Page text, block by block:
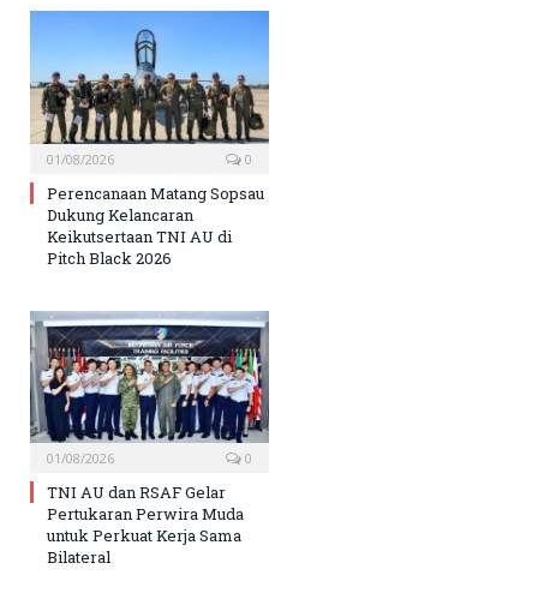
01/08/2026 0
Perencanaan Matang Sopsau
Dukung Kelancaran
Keikutsertaan TNI AU di
Pitch Black 2026
01/08/2026 0
TNI AU dan RSAF Gelar
Pertukaran Perwira Muda
untuk Perkuat Kerja Sama
Bilateral